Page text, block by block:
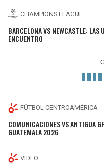
CHAMPIONS LEAGUE
BARCELONA VS NEWCASTLE: LAS
ENCUENTRO
FÚTBOL CENTROAMÉRICA
COMUNICACIONES VS ANTIGUA
GUATEMALA 2026
VIDEO